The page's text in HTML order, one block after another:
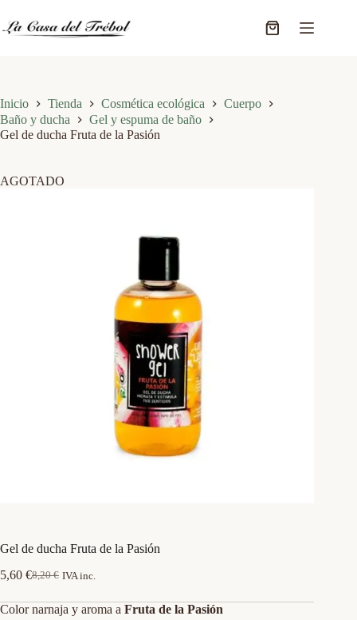
contenido
Carro
Inicio Tienda Cosmética ecológica
Cuerpo
Baño y ducha
Gel y espuma de baño
Gel de ducha Fruta de la Pasión
AGOTADO
Gel de ducha Fruta de la Pasión
8,20€
El
original
5,60 €El
actual
IVA inc.
Color narnaja y aroma a Fruta de la Pasión